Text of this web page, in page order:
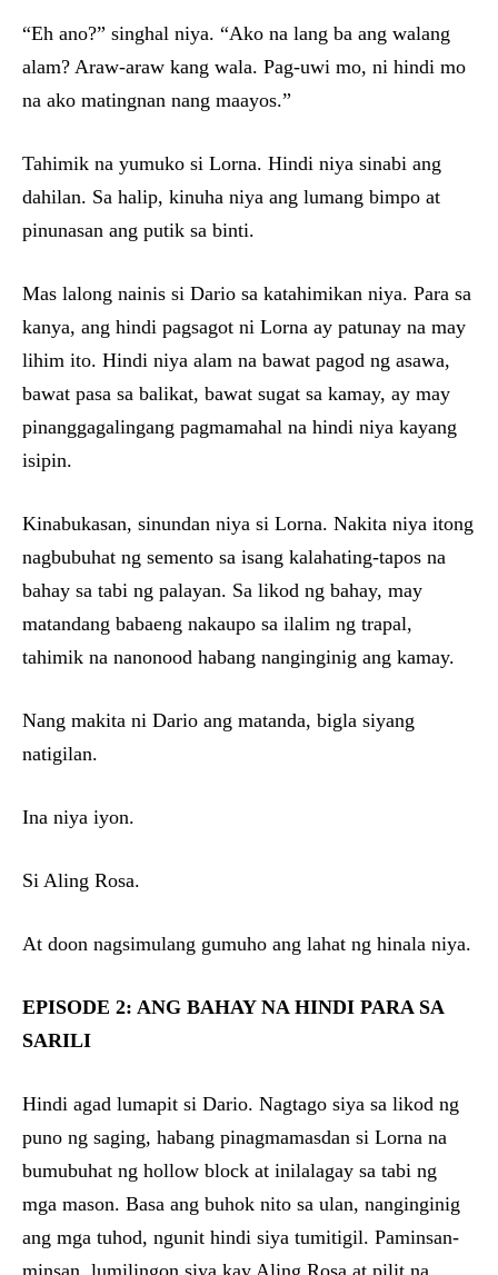
“Eh ano?” singhal niya. “Ako na lang ba ang walang
alam? Araw-araw kang wala. Pag-uwi mo, ni hindi mo
na ako matingnan nang maayos.”
Tahimik na yumuko si Lorna. Hindi niya sinabi ang
dahilan. Sa halip, kinuha niya ang lumang bimpo at
pinunasan ang putik sa binti.
Mas lalong nainis si Dario sa katahimikan niya. Para sa
kanya, ang hindi pagsagot ni Lorna ay patunay na may
lihim ito. Hindi niya alam na bawat pagod ng asawa,
bawat pasa sa balikat, bawat sugat sa kamay, ay may
pinanggagalingang pagmamahal na hindi niya kayang
isipin.
Kinabukasan, sinundan niya si Lorna. Nakita niya itong
nagbubuhat ng semento sa isang kalahating-tapos na
bahay sa tabi ng palayan. Sa likod ng bahay, may
matandang babaeng nakaupo sa ilalim ng trapal,
tahimik na nanonood habang nanginginig ang kamay.
Nang makita ni Dario ang matanda, bigla siyang
natigilan.
Ina niya iyon.
Si Aling Rosa.
At doon nagsimulang gumuho ang lahat ng hinala niya.
EPISODE 2: ANG BAHAY NA HINDI PARA SA
SARILI
Hindi agad lumapit si Dario. Nagtago siya sa likod ng
puno ng saging, habang pinagmamasdan si Lorna na
bumubuhat ng hollow block at inilalagay sa tabi ng
mga mason. Basa ang buhok nito sa ulan, nanginginig
ang mga tuhod, ngunit hindi siya tumitigil. Paminsan-